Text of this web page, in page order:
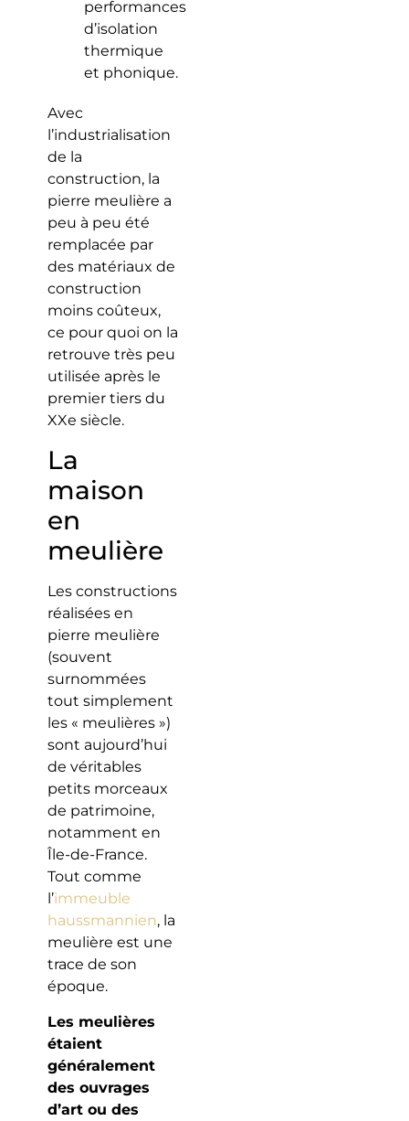
performances
d’isolation
thermique
et phonique.
Avec
l’industrialisation
de la
construction, la
pierre meulière a
peu à peu été
remplacée par
des matériaux de
construction
moins coûteux,
ce pour quoi on la
retrouve très peu
utilisée après le
premier tiers du
XXe siècle.
La
maison
en
meulière
Les constructions
réalisées en
pierre meulière
(souvent
surnommées
tout simplement
les « meulières »)
sont aujourd’hui
de véritables
petits morceaux
de patrimoine,
notamment en
Île-de-France.
Tout comme
l’immeuble
haussmannien, la
meulière est une
trace de son
époque.
Les meulières
étaient
généralement
des ouvrages
d’art ou des